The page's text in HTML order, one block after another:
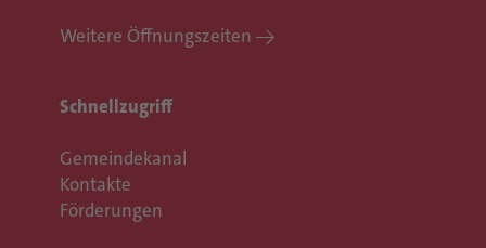
Weitere Öffnungszeiten
Schnellzugriff
Gemeindekanal
Kontakte
Förderungen